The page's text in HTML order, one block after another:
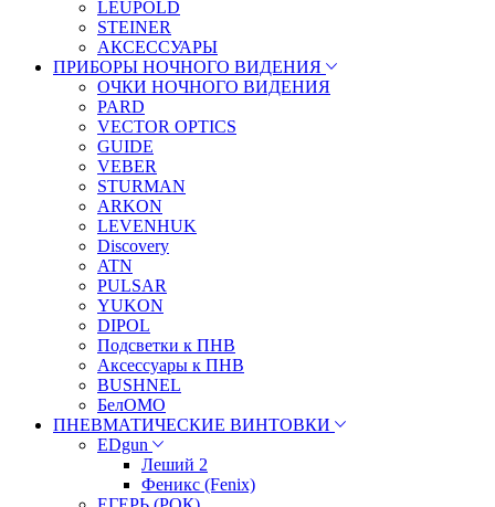
LEUPOLD
STEINER
АКСЕССУАРЫ
ПРИБОРЫ НОЧНОГО ВИДЕНИЯ
ОЧКИ НОЧНОГО ВИДЕНИЯ
PARD
VECTOR OPTICS
GUIDE
VEBER
STURMAN
ARKON
LEVENHUK
Discovery
ATN
PULSAR
YUKON
DIPOL
Подсветки к ПНВ
Аксессуары к ПНВ
BUSHNEL
БелОМО
ПНЕВМАТИЧЕСКИЕ ВИНТОВКИ
EDgun
Леший 2
Феникс (Fenix)